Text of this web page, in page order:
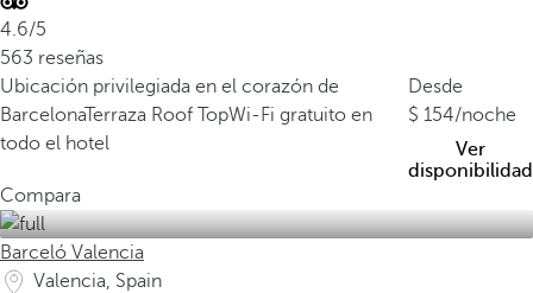
4.6/5
563 reseñas
Ubicación privilegiada en el corazón de
BarcelonaTerraza Roof TopWi-Fi gratuito en
todo el hotel
Desde
154/noche
Ver
disponibilidad
Compara
Barceló Valencia
Valencia, Spain